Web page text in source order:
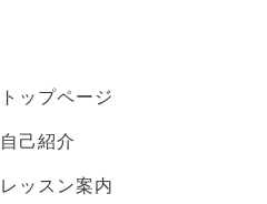
トップページ
自己紹介
レッスン案内